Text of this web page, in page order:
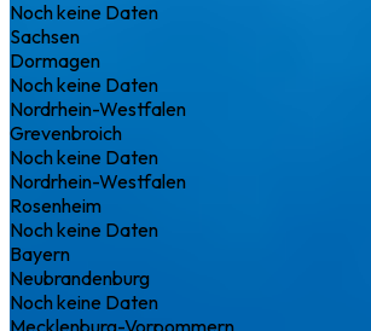
Noch keine Daten
Sachsen
Dormagen
Noch keine Daten
Nordrhein-Westfalen
Grevenbroich
Noch keine Daten
Nordrhein-Westfalen
Rosenheim
Noch keine Daten
Bayern
Neubrandenburg
Noch keine Daten
Mecklenburg-Vorpommern